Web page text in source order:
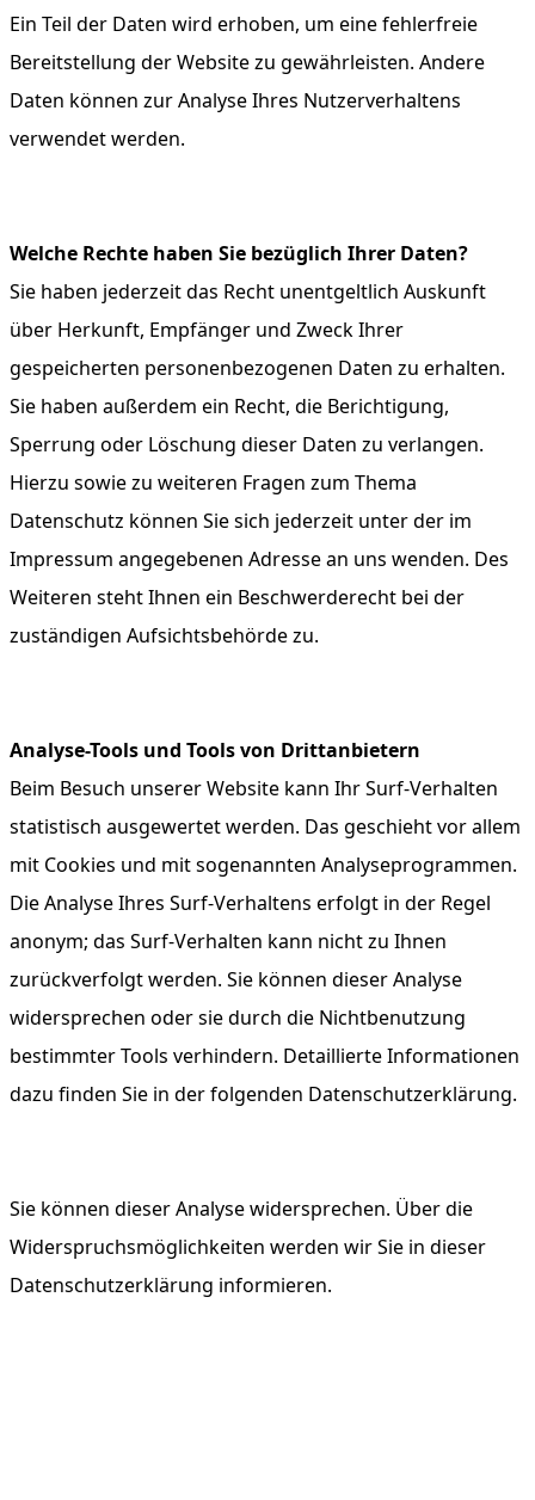
Ein Teil der Daten wird erhoben, um eine fehlerfreie
Bereitstellung der Website zu gewährleisten. Andere
Daten können zur Analyse Ihres Nutzerverhaltens
verwendet werden.
Welche Rechte haben Sie bezüglich Ihrer Daten?
Sie haben jederzeit das Recht unentgeltlich Auskunft
über Herkunft, Empfänger und Zweck Ihrer
gespeicherten personenbezogenen Daten zu erhalten.
Sie haben außerdem ein Recht, die Berichtigung,
Sperrung oder Löschung dieser Daten zu verlangen.
Hierzu sowie zu weiteren Fragen zum Thema
Datenschutz können Sie sich jederzeit unter der im
Impressum angegebenen Adresse an uns wenden. Des
Weiteren steht Ihnen ein Beschwerderecht bei der
zuständigen Aufsichtsbehörde zu.
Analyse-Tools und Tools von Drittanbietern
Beim Besuch unserer Website kann Ihr Surf-Verhalten
statistisch ausgewertet werden. Das geschieht vor allem
mit Cookies und mit sogenannten Analyseprogrammen.
Die Analyse Ihres Surf-Verhaltens erfolgt in der Regel
anonym; das Surf-Verhalten kann nicht zu Ihnen
zurückverfolgt werden. Sie können dieser Analyse
widersprechen oder sie durch die Nichtbenutzung
bestimmter Tools verhindern. Detaillierte Informationen
dazu finden Sie in der folgenden Datenschutzerklärung.
Sie können dieser Analyse widersprechen. Über die
Widerspruchsmöglichkeiten werden wir Sie in dieser
Datenschutzerklärung informieren.